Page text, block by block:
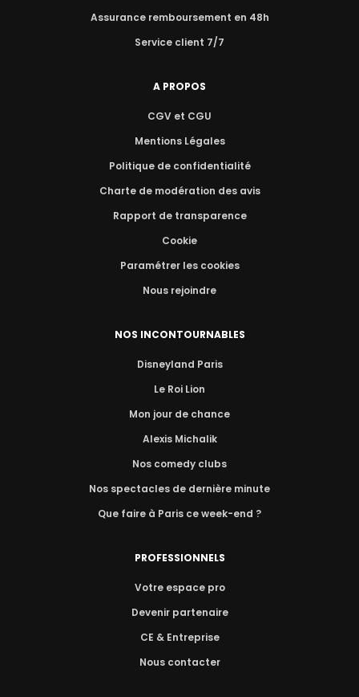
Assurance remboursement en 48h
Service client 7/7
A PROPOS
CGV et CGU
Mentions Légales
Politique de confidentialité
Charte de modération des avis
Rapport de transparence
Cookie
Paramétrer les cookies
Nous rejoindre
NOS INCONTOURNABLES
Disneyland Paris
Le Roi Lion
Mon jour de chance
Alexis Michalik
Nos comedy clubs
Nos spectacles de dernière minute
Que faire à Paris ce week-end ?
PROFESSIONNELS
Votre espace pro
Devenir partenaire
CE & Entreprise
Nous contacter